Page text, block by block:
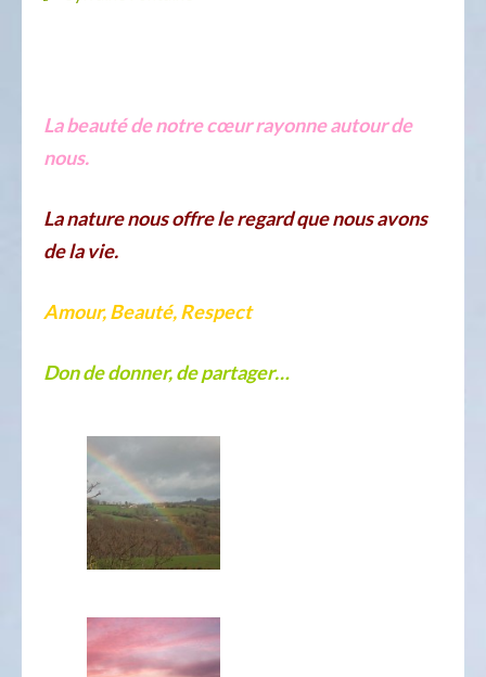
La beauté de notre cœur rayonne autour de
nous.
La nature nous offre le regard que nous avons
de la vie.
Amour, Beauté, Respect
Don de donner, de partager…